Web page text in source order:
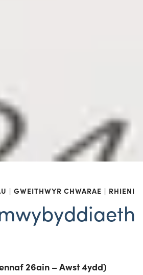
GWEITHWYR CHWARAE RHIENI
26ain – Awst 4ydd)